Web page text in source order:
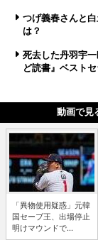
つげ義春さんと
は？
死去した丹羽宇
ど読書』ベスト
動画で見
「異物使用疑惑」元韓
国セーブ王、出場停止
明けマウンドで...